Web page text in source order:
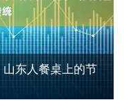
山东人餐桌上的节